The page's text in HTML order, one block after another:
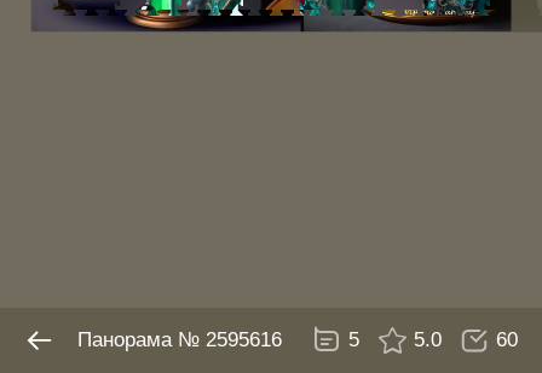
Панорама № 2595616 5 5.0 60